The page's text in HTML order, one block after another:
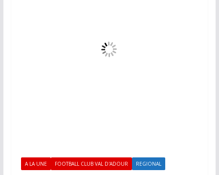
A LA UNE FOOTBALL CLUB VAL D'ADOUR REGIONAL